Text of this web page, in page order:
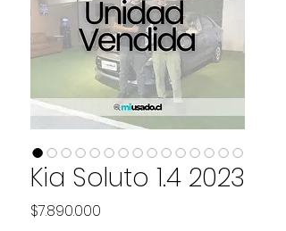
Kia Soluto 1.4 2023
$7.890.000